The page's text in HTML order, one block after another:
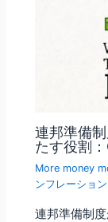
連邦準備
たす役割
More money
ンフレーション
連邦準備制